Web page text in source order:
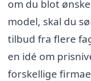
om du blot
model, skal du
tilbud fra flere
en idé om
forskellige